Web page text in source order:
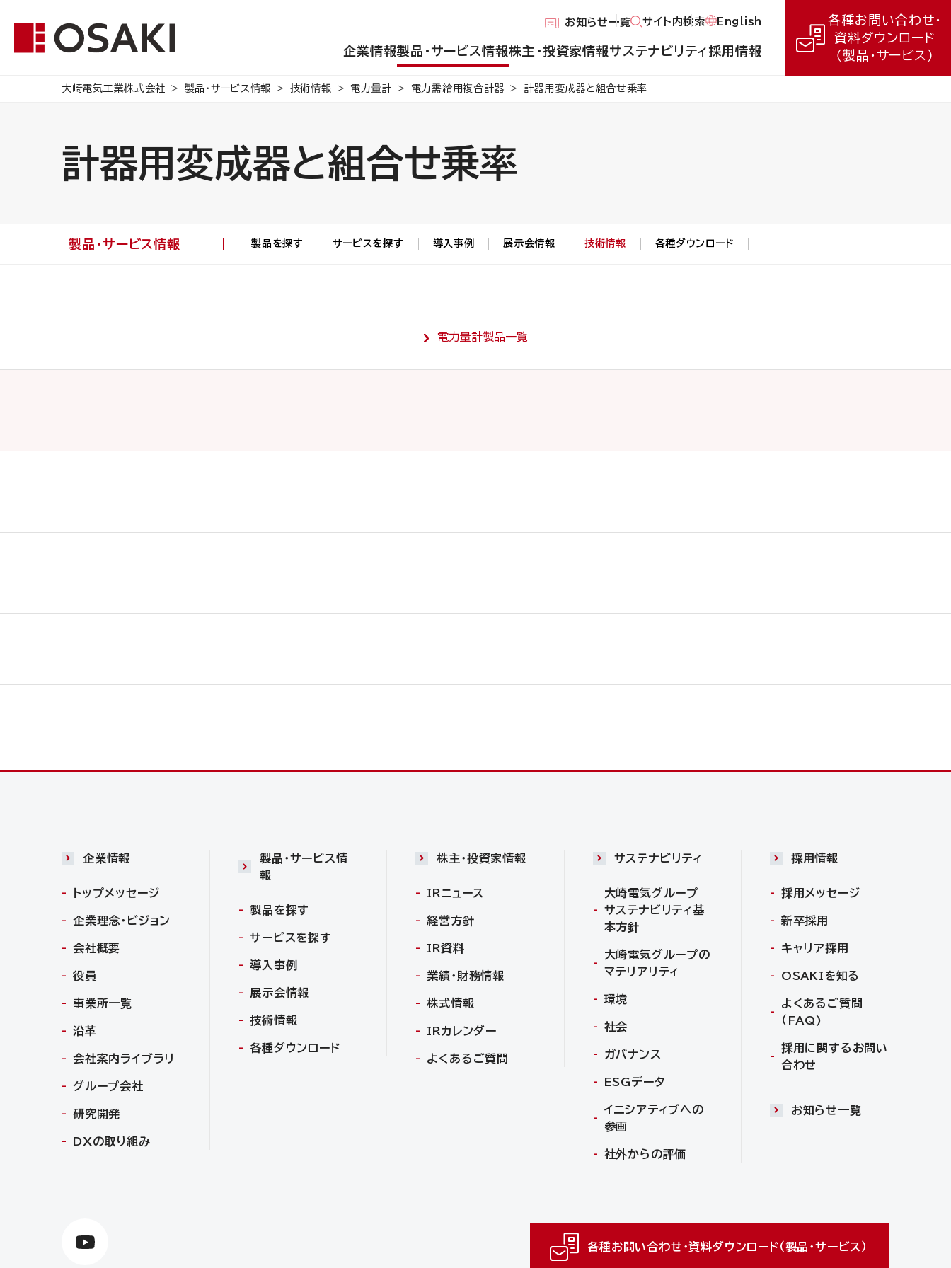
お知らせ一覧 サイト内検索 English
企業情報製品・サービス情報株主・投資家情報サステナビリティ採用情報
各種お問い合わせ・
資料ダウンロード
（製品・サービス）
大崎電気工業株式会社 製品・サービス情報 技術情報 電力量計 電力需給用複合計器 計器用変成器と組合せ乗率
計器用変成器と組合せ乗率
製品・サービス情報 製品を探す サービスを探す 導入事例 展示会情報 技術情報 各種ダウンロード
電力量計製品一覧
企業情報
トップメッセージ
企業理念・ビジョン
会社概要
役員
事業所一覧
沿革
会社案内ライブラリ
グループ会社
研究開発
DXの取り組み
製品・サービス情
報
製品を探す
サービスを探す
導入事例
展示会情報
技術情報
各種ダウンロード
株主・投資家情報
IRニュース
経営方針
IR資料
業績・財務情報
株式情報
IRカレンダー
よくあるご質問
サステナビリティ
大崎電気グループ
サステナビリティ基
本方針
大崎電気グループの
マテリアリティ
環境
社会
ガバナンス
ESGデータ
イニシアティブへの
参画
社外からの評価
採用情報
採用メッセージ
新卒採用
キャリア採用
OSAKIを知る
よくあるご質問
（FAQ)
採用に関するお問い
合わせ
お知らせ一覧
各種お問い合わせ・資料ダウンロード（製品・サービス）